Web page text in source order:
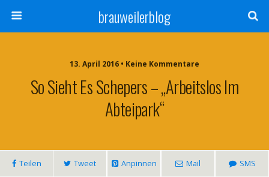
brauweilerblog
13. April 2016 • Keine Kommentare
So Sieht Es Schepers – „Arbeitslos Im
Abteipark“
Teilen Tweet Anpinnen Mail SMS